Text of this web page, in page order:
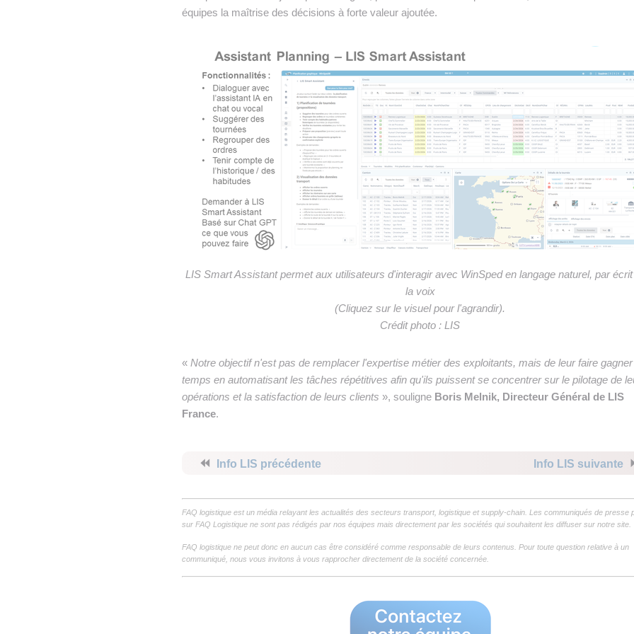
équipes la maîtrise des décisions à forte valeur ajoutée.
LIS Smart Assistant permet aux utilisateurs d'interagir avec WinSped en langage naturel, par
la voix
(Cliquez sur le visuel pour l'agrandir).
Crédit photo : LIS
« Notre objectif n'est pas de remplacer l'expertise métier des exploitants, mais de leur faire
temps en automatisant les tâches répétitives afin qu'ils puissent se concentrer sur le pilotage de
opérations et la satisfaction de leurs clients », souligne Boris Melnik, Directeur Général de LIS
France.
⏪ Info LIS précédente Info LIS suivante
FAQ logistique est un média relayant les actualités des secteurs transport, logistique et supply-chain. Les communiqués de presse
sur FAQ Logistique ne sont pas rédigés par nos équipes mais directement par les sociétés qui souhaitent les diffuser sur notre site.
FAQ logistique ne peut donc en aucun cas être considéré comme responsable de leurs contenus. Pour toute question relative à un
communiqué, nous vous invitons à vous rapprocher directement de la société concernée.